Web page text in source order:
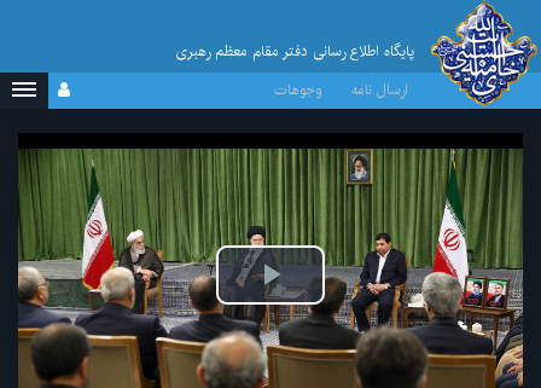
پایگاه اطلاع رسانی دفتر مقام معظم رهبری
ارسال نامه
وجوهات
پخش
ویدیو